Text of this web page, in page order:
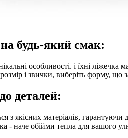
будь-який смак:
особливості, і їхні
і звички, виберіть форму, що
деталей:
з якісних матеріалів,
- наче обійми тепла для вашого